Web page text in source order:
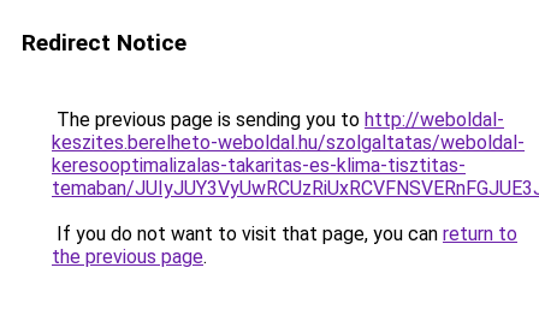
Redirect Notice
The previous page is sending you to http://weboldal-
keszites.berelheto-weboldal.hu/szolgaltatas/weboldal-
keresooptimalizalas-takaritas-es-klima-tisztitas-
temaban/
If you do not want to visit that page, you can return to
the previous page.